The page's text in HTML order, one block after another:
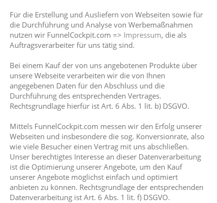
Für die Erstellung und Ausliefern von Webseiten sowie für
die Durchführung und Analyse von Werbemaßnahmen
nutzen wir FunnelCockpit.com => Impressum, die als
Auftragsverarbeiter für uns tätig sind.
Bei einem Kauf der von uns angebotenen Produkte über
unsere Webseite verarbeiten wir die von Ihnen
angegebenen Daten für den Abschluss und die
Durchführung des entsprechenden Vertrages.
Rechtsgrundlage hierfür ist Art. 6 Abs. 1 lit. b) DSGVO.
Mittels FunnelCockpit.com messen wir den Erfolg unserer
Webseiten und insbesondere die sog. Konversionrate, also
wie viele Besucher einen Vertrag mit uns abschließen.
Unser berechtigtes Interesse an dieser Datenverarbeitung
ist die Optimierung unserer Angebote, um den Kauf
unserer Angebote möglichst einfach und optimiert
anbieten zu können. Rechtsgrundlage der entsprechenden
Datenverarbeitung ist Art. 6 Abs. 1 lit. f) DSGVO.